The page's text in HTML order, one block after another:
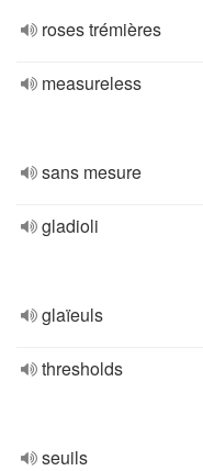
roses trémières
measureless
sans mesure
gladioli
glaïeuls
thresholds
seuils